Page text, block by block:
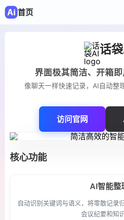
首页
话
界面极其简洁、开箱
像聊天一样快速记录，AI自动整
访问官网
核心功能
AI智能整
自动识别关键词与语义，将零散记录
会议纪要和知